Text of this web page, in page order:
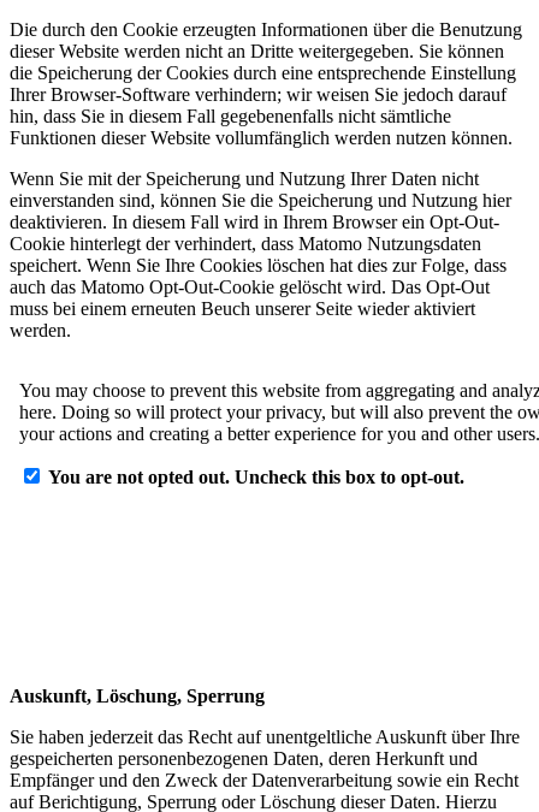
Die durch den Cookie erzeugten Informationen über die Benutzung
dieser Website werden nicht an Dritte weitergegeben. Sie können
die Speicherung der Cookies durch eine entsprechende Einstellung
Ihrer Browser-Software verhindern; wir weisen Sie jedoch darauf
hin, dass Sie in diesem Fall gegebenenfalls nicht sämtliche
Funktionen dieser Website vollumfänglich werden nutzen können.
Wenn Sie mit der Speicherung und Nutzung Ihrer Daten nicht
einverstanden sind, können Sie die Speicherung und Nutzung hier
deaktivieren. In diesem Fall wird in Ihrem Browser ein Opt-Out-
Cookie hinterlegt der verhindert, dass Matomo Nutzungsdaten
speichert. Wenn Sie Ihre Cookies löschen hat dies zur Folge, dass
auch das Matomo Opt-Out-Cookie gelöscht wird. Das Opt-Out
muss bei einem erneuten Beuch unserer Seite wieder aktiviert
werden.
Auskunft, Löschung, Sperrung
Sie haben jederzeit das Recht auf unentgeltliche Auskunft über Ihre
gespeicherten personenbezogenen Daten, deren Herkunft und
Empfänger und den Zweck der Datenverarbeitung sowie ein Recht
auf Berichtigung, Sperrung oder Löschung dieser Daten. Hierzu